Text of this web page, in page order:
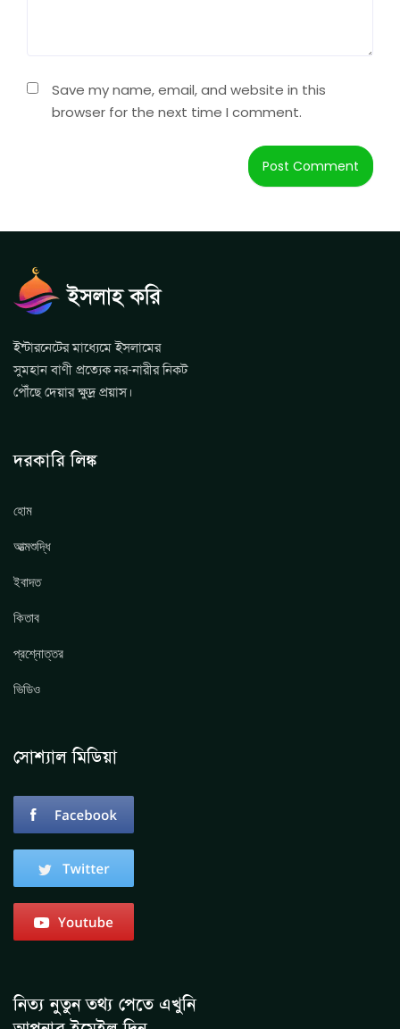
Save my name, email, and website in this
browser for the next time I comment.
ইন্টারনেটের মাধ্যেমে ইসলামের
সুমহান বাণী প্রত্যেক নর-নারীর নিকট
পৌঁছে দেয়ার ক্ষুদ্র প্রয়াস।
দরকারি লিঙ্ক
হোম
আত্মশুদ্ধি
ইবাদত
কিতাব
প্রশ্নোত্তর
ভিডিও
সোশ্যাল মিডিয়া
নিত্য নুতুন তথ্য পেতে এখুনি